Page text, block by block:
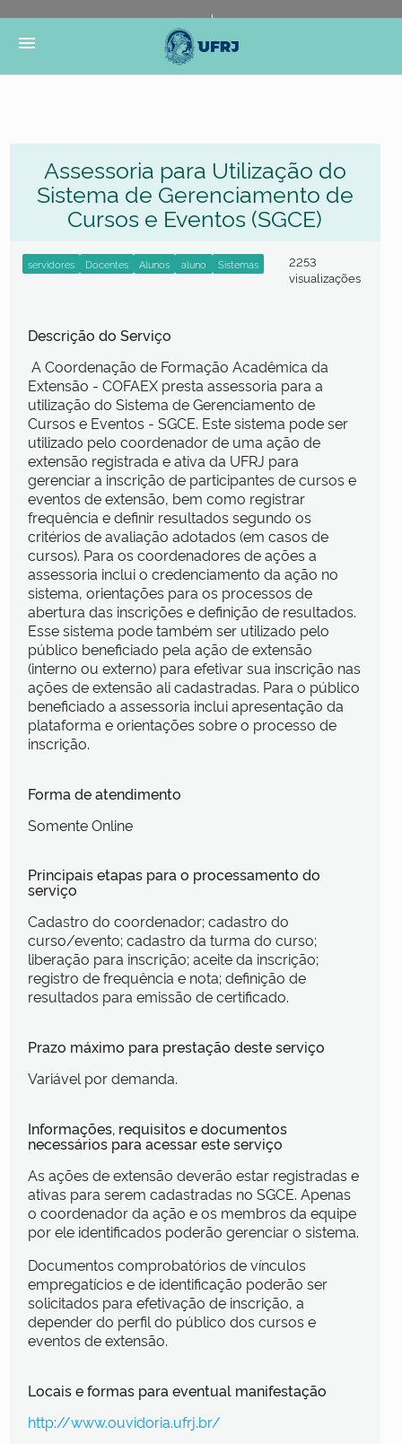
Portal do Governo Brasileiro
Governo
menu
Assessoria para Utilização do
Sistema de Gerenciamento de
Cursos e Eventos (SGCE)
2253
visualizações
Descrição do Serviço
A Coordenação de Formação Acadêmica da
Extensão - COFAEX presta assessoria para a
utilização do Sistema de Gerenciamento de
Cursos e Eventos - SGCE. Este sistema pode ser
utilizado pelo coordenador de uma ação de
extensão registrada e ativa da UFRJ para
gerenciar a inscrição de participantes de cursos e
eventos de extensão, bem como registrar
frequência e definir resultados segundo os
critérios de avaliação adotados (em casos de
cursos). Para os coordenadores de ações a
assessoria inclui o credenciamento da ação no
sistema, orientações para os processos de
abertura das inscrições e definição de resultados.
Esse sistema pode também ser utilizado pelo
público beneficiado pela ação de extensão
(interno ou externo) para efetivar sua inscrição nas
ações de extensão ali cadastradas. Para o público
beneficiado a assessoria inclui apresentação da
plataforma e orientações sobre o processo de
inscrição.
Forma de atendimento
Somente Online
Principais etapas para o processamento do
serviço
Cadastro do coordenador; cadastro do
curso/evento; cadastro da turma do curso;
liberação para inscrição; aceite da inscrição;
registro de frequência e nota; definição de
resultados para emissão de certificado.
Prazo máximo para prestação deste serviço
Variável por demanda.
Informações, requisitos e documentos
necessários para acessar este serviço
As ações de extensão deverão estar registradas e
ativas para serem cadastradas no SGCE. Apenas
o coordenador da ação e os membros da equipe
por ele identificados poderão gerenciar o sistema.
Documentos comprobatórios de vínculos
empregatícios e de identificação poderão ser
solicitados para efetivação de inscrição, a
depender do perfil do público dos cursos e
eventos de extensão.
Locais e formas para eventual manifestação
http://www.ouvidoria.ufrj.br/